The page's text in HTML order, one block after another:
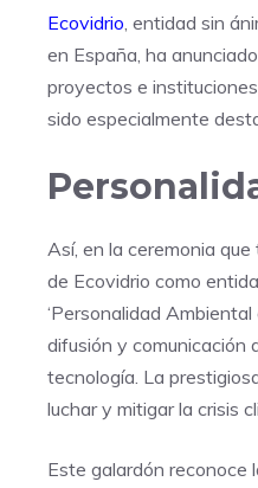
Ecovidrio, entidad sin
en España, ha
proyectos e
sido especialmente
Así, en la ceremonia
de Ecovidrio como
‘Personalidad
difusión y comunicación
tecnología. La
luchar y mitigar la crisis
Este galardón reconoce